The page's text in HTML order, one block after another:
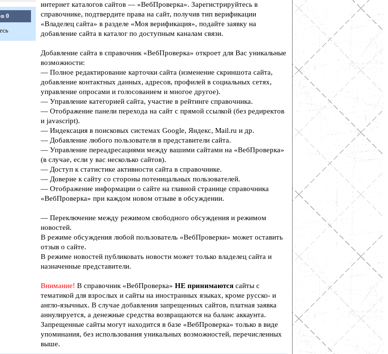
0
интернет каталогов сайтов — «ВебПроверка». Зарегистрируйтесь в
справочнике, подтвердите права на сайт, получив тип верификации
«Владелец сайта» в разделе «Моя верификация», подайте заявку на
добавление сайта в каталог по доступным каналам связи.
Добавление сайта в справочник «ВебПроверка» откроет для Вас уникальные
возможности:
— Полное редактирование карточки сайта (изменение скриншота сайта,
добавление контактных данных, адресов, профилей в социальных сетях,
управление опросами и голосованием и многое другое).
— Управление категорией сайта, участие в рейтинге справочника.
— Отображение панели перехода на сайт с прямой ссылкой (без редиректов
и javascript).
— Индексация в поисковых системах Google, Яндекс, Mail.ru и др.
— Добавление любого пользователя в представители сайта.
— Управление переадресациями между вашими сайтами на «ВебПроверка»
(в случае, если у вас несколько сайтов).
— Доступ к статистике активности сайта в справочнике.
— Доверие к сайту со стороны потеницальных пользователей.
— Отображение информации о сайте на главной странице справочника
«ВебПроверка» при каждом новом отзыве в обсуждении.
— Переключение между режимом свободного обсуждения и режимом
новостей.
В режиме обсуждения любой пользователь «ВебПроверки» может оставить
отзыв о сайте.
В режиме новостей публиковать новости может только владелец сайта и
назначенные представители.
Внимание! В справочник «ВебПроверка» НЕ принимаются сайты с
тематикой для взрослых и сайты на иностранных языках, кроме русско- и
англо-язычных. В случае добавления запрещенных сайтов, платная заявка
аннулируется, а денежные средства возвращаются на баланс аккаунта.
Запрещенные сайты могут находится в базе «ВебПроверка» только в виде
упоминания, без использования уникальных возможностей, перечисленных
выше.